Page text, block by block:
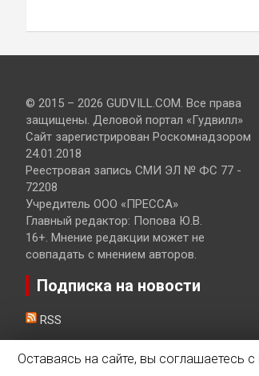
© 2015 – 2026 GUDVILL.COM. Все права
защищены. Деловой портал «Гудвилл»
Сайт зарегистрирован Роскомнадзором
24.01.2018
Реестровая запись СМИ ЭЛ № ФС 77 -
72208
Учредитель ООО «ПРЕССА»
Главный редактор: Попова Ю.В.
16+. Мнение редакции может не
совпадать с мнением авторов.
Подписка на новости
RSS
Оставаясь на сайте, вы соглашаетесь с